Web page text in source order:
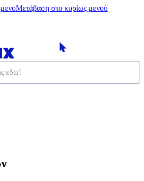
Μετάβαση στο κυρίως μενού